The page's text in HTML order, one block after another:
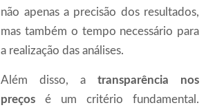
não apenas a precisão dos resultados,
mas também o tempo necessário para
a realização das análises.
Além disso, atransparência nos
preços é um critério fundamental.